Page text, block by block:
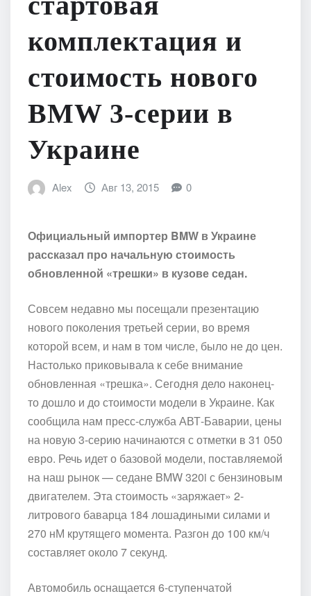
комплектация и
стоимость нового
BMW 3-серии в
Украине
Alex Авг 13, 2015 0
Официальный импортер BMW в Украине
рассказал про начальную стоимость
обновленной «трешки» в кузове седан.
Совсем недавно мы посещали презентацию
нового поколения третьей серии, во время
которой всем, и нам в том числе, было не до цен.
Настолько приковывала к себе внимание
обновленная «трешка». Сегодня дело наконец-
то дошло и до стоимости модели в Украине. Как
сообщила нам пресс-служба АВТ-Баварии, цены
на новую 3-серию начинаются с отметки в 31 050
евро. Речь идет о базовой модели, поставляемой
на наш рынок — седане BMW 320i с бензиновым
двигателем. Эта стоимость «заряжает» 2-
литрового баварца 184 лошадиными силами и
270 нМ крутящего момента. Разгон до 100 км/ч
составляет около 7 секунд.
Автомобиль оснащается 6-ступенчатой